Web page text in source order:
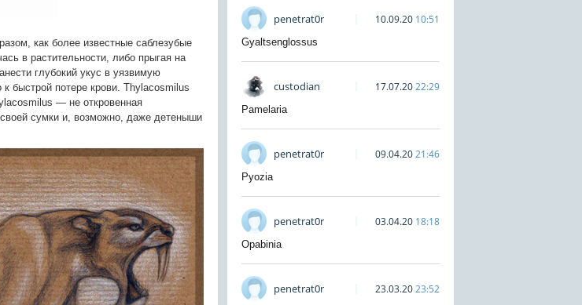
как более известные саблезубые
в растительности, либо прыгая на
глубокий укус в уязвимую
быстрой потере крови. Thylacosmilus
— не откровенная
сумки и, возможно, даже детеныши
penetrat0r 10.09.20 10:51
Gyaltsenglossus
custodian 17.07.2022:29
Pamelaria
penetrat0r 09.04.2021:46
Pyozia
penetrat0r 03.04.20 18:18
Opabinia
penetrat0r 23.03.2023:52